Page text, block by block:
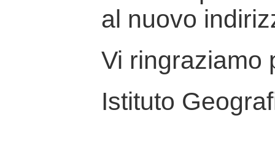
al nuovo
Vi ringraziamo
Istituto